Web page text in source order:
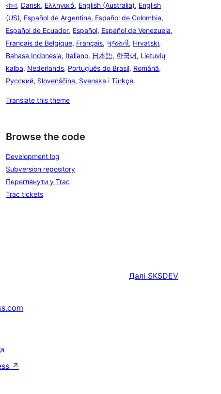
বাংলা, Dansk, Ελληνικά, English (Australia), English
(US), Español de Argentina, Español de Colombia,
Español de Ecuador, Español, Español de Venezuela,
Français de Belgique, Français, ગુજરાતી, Hrvatski,
Bahasa Indonesia, Italiano, 日本語, 한국어, Lietuvių
kalba, Nederlands, Português do Brasil, Română,
Русский, Slovenščina, Svenska і Türkçe.
Translate this theme
Browse the code
Development log
Subversion repository
Переглянути у Trac
Trac tickets
Далі SKSDEV
↗
↗